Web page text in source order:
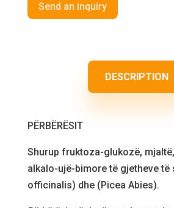
Send an inquiry
DESCRIPTION
PËRBËRËSIT
Shurup fruktoza-glukozë,
alkalo-ujë-bimore të gjetheve të
officinalis) dhe (Picea Abies).